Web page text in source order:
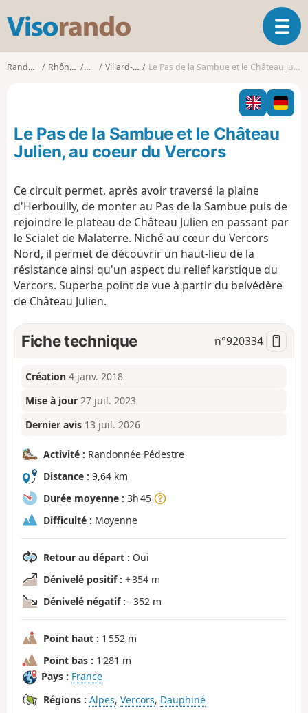
s
o
o
O
u
i
r
l
g
a
Randonnées Rhône-Alpes IsèreVillard-de-Lans Le Pas de la Sambue et le Château Julien, au coeur du Vercors
Le Pas de la Sambue et le Château
Julien, au coeur du Vercors
Ce circuit permet, après avoir traversé la plaine
d'Herbouilly, de monter au Pas de la Sambue puis de
rejoindre le plateau de Château Julien en passant par
le Scialet de Malaterre. Niché au cœur du Vercors
Nord, il permet de découvrir un haut-lieu de la
résistance ainsi qu'un aspect du relief karstique du
Vercors. Superbe point de vue à partir du belvédère
de Château Julien.
Fiche technique n°920334
Création 4 janv. 2018
Mise à jour 27 juil. 2023
Dernier avis 13 juil. 2026
Activité : Randonnée Pédestre
Distance : 9,64 km
Durée moyenne : 3h 45
Difficulté : Moyenne
Retour au départ : Oui
Dénivelé positif : + 354 m
Dénivelé négatif : - 352 m
Point haut : 1 552 m
Point bas : 1 281 m
Pays : France
Régions : Alpes, Vercors, Dauphiné